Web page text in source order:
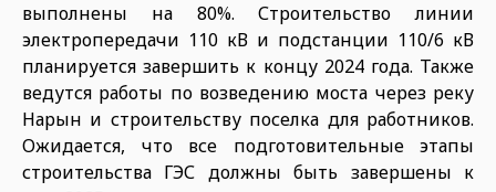
выполнены на 80%. Строительство линии
электропередачи 110 кВ и подстанции 110/6 кВ
планируется завершить к концу 2024 года. Также
ведутся работы по возведению моста через реку
Нарын и строительству поселка для работников.
Ожидается, что все подготовительные этапы
строительства ГЭС должны быть завершены к